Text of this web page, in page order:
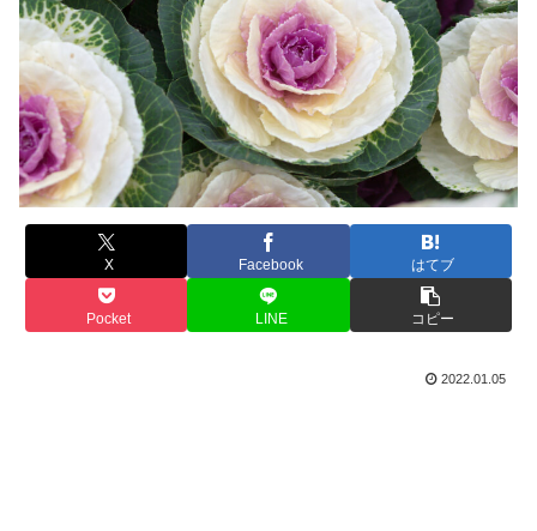
X Facebook はてブ
Pocket LINE コピー
2022.01.05